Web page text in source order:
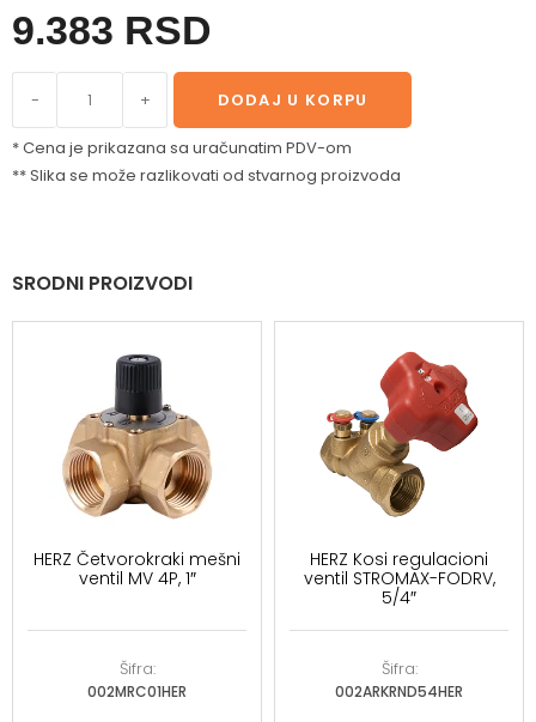
9.383 RSD
- + DODAJ U KORPU
* Cena je prikazana sa uračunatim PDV-om
** Slika se može razlikovati od stvarnog proizvoda
SRODNI PROIZVODI
HERZ Četvorokraki mešni
ventil MV 4P, 1″
Šifra:
002MRC01HER
HERZ Kosi regulacioni
ventil STROMAX-FODRV,
5/4″
Šifra:
002ARKRND54HER